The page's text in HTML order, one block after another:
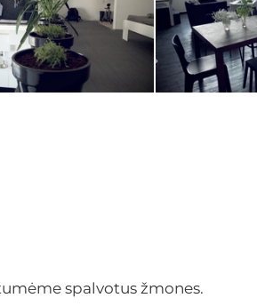
spalvotus žmones.